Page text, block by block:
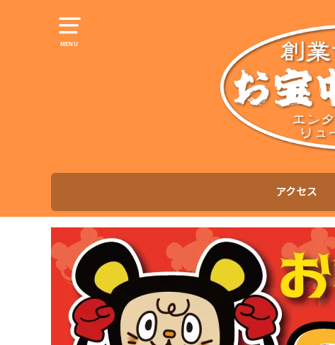
MENU
アクセス